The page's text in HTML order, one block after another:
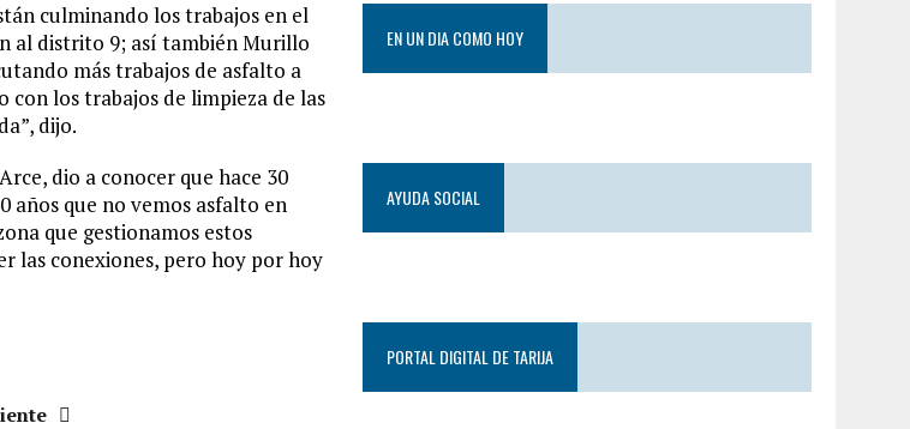
culminando los trabajos en el
al distrito 9; así también Murillo
más trabajos de asfalto a
con los trabajos de limpieza de las
dijo.
dio a conocer que hace 30
años que no vemos asfalto en
que gestionamos estos
las conexiones, pero hoy por hoy
EN UN DIA COMO HOY
AYUDA SOCIAL
PORTAL DIGITAL DE TARIJA